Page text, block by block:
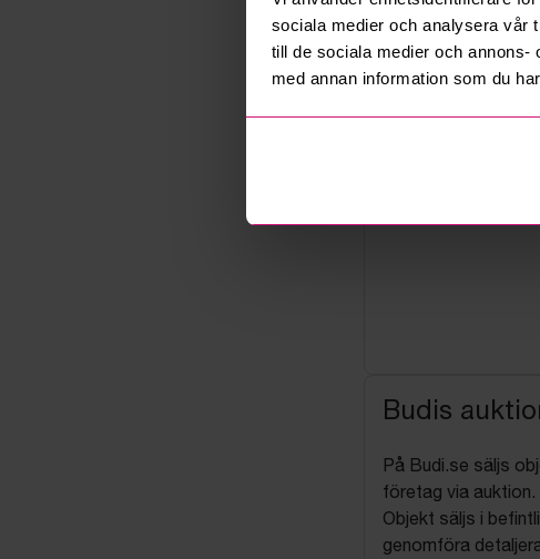
sociala medier och analysera vår
till de sociala medier och
med annan information som du
Budis
På Budi.se säljs
företag via auktion.
Objekt säljs i
genomföra